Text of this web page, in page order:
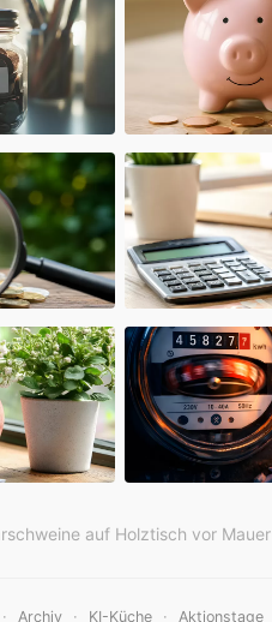
auf Holztisch vor Mauer
· Archiv · KI-Küche · Aktionstage